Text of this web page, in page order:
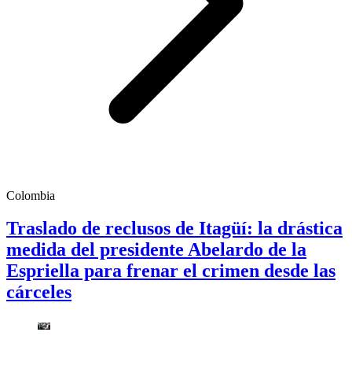
Colombia
Traslado de reclusos de Itagüí: la drástica
medida del presidente Abelardo de la
Espriella para frenar el crimen desde las
cárceles